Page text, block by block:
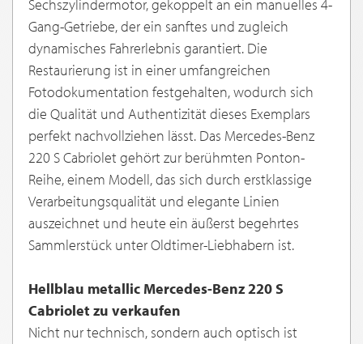
Sechszylindermotor, gekoppelt an ein manuelles 4-
Gang-Getriebe, der ein sanftes und zugleich
dynamisches Fahrerlebnis garantiert. Die
Restaurierung ist in einer umfangreichen
Fotodokumentation festgehalten, wodurch sich
die Qualität und Authentizität dieses Exemplars
perfekt nachvollziehen lässt. Das Mercedes-Benz
220 S Cabriolet gehört zur berühmten Ponton-
Reihe, einem Modell, das sich durch erstklassige
Verarbeitungsqualität und elegante Linien
auszeichnet und heute ein äußerst begehrtes
Sammlerstück unter Oldtimer-Liebhabern ist.
Hellblau metallic Mercedes-Benz 220 S
Cabriolet zu verkaufen
Nicht nur technisch, sondern auch optisch ist